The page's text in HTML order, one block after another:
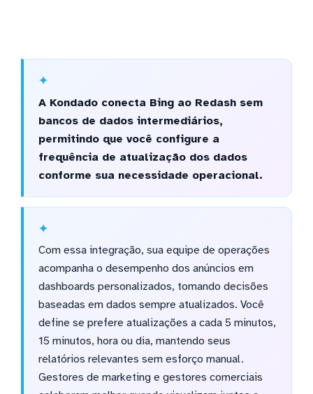
A Kondado conecta Bing ao Redash sem
bancos de dados intermediários,
permitindo que você configure a
frequência de atualização dos dados
conforme sua necessidade operacional.
Com essa integração, sua equipe de operações
acompanha o desempenho dos anúncios em
dashboards personalizados, tomando decisões
baseadas em dados sempre atualizados. Você
define se prefere atualizações a cada 5 minutos,
15 minutos, hora ou dia, mantendo seus
relatórios relevantes sem esforço manual.
Gestores de marketing e gestores comerciais